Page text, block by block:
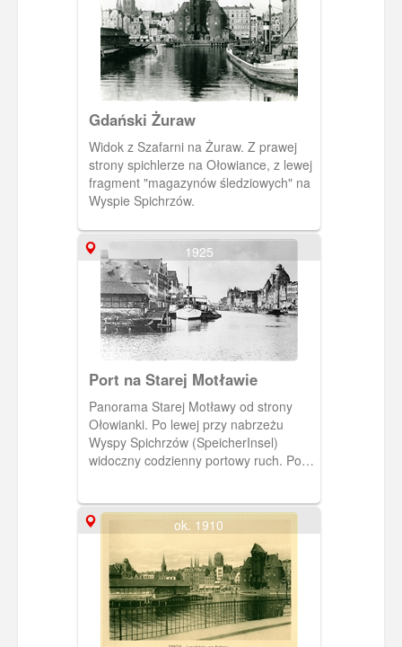
Gdański Żuraw
Widok z Szafarni na Żuraw. Z prawej
strony spichlerze na Ołowiance, z lewej
fragment "magazynów śledziowych" na
Wyspie Spichrzów.
1925
Port na Starej Motławie
Panorama Starej Motławy od strony
Ołowianki. Po lewej przy nabrzeżu
Wyspy Spichrzów (SpeicherInsel)
widoczny codzienny portowy ruch. Po
Mariacką. W głębi widoczna Zielona
Brama i Zielony Most.
ok. 1910